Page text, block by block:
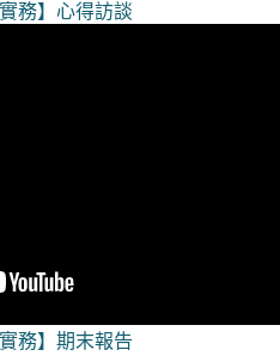
實務】心得訪談
實務】期末報告